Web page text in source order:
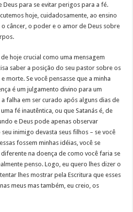
Deus para se evitar perigos para a fé.
hoje, cuidadosamente, ao ensino
câncer, o poder e o amor de Deus sobre
hoje crucial como uma mensagem
saber a posição do seu pastor sobre os
morte. Se você pensasse que a minha
é um julgamento divino para um
falha em ser curado após alguns dias de
fé inautêntica, ou que Satanás é, de
e Deus pode apenas observar
inimigo devasta seus filhos – se você
fossem minhas idéias, você se
na doença de como você faria se
penso. Logo, eu quero lhes dizer o
lhes mostrar pela Escritura que esses
meus mas também, eu creio, os